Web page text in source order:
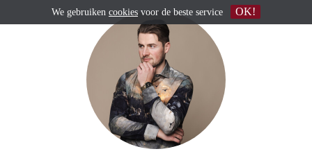
We gebruiken cookies voor de beste service OK!